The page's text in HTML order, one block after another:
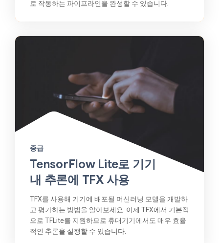
로 작동하는 파이프라인을 완성할 수 있습니다.
중급
TensorFlow Lite로 기기
내 추론에 TFX 사용
TFX를 사용해 기기에 배포될 머신러닝 모델을 개발하
고 평가하는 방법을 알아보세요. 이제 TFX에서 기본적
으로 TFLite를 지원하므로 휴대기기에서도 매우 효율
적인 추론을 실행할 수 있습니다.